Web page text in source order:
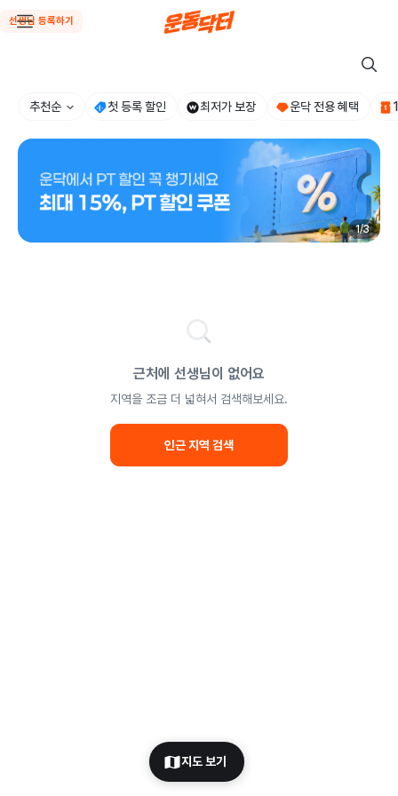
선생님 등록하기
추천순 첫 등록 할인 최저가 보장 운닥 전용 혜택
지도 보기
1/3
근처에 선생님이 없어요
지역을 조금 더 넓혀서 검색해보세요.
인근 지역 검색